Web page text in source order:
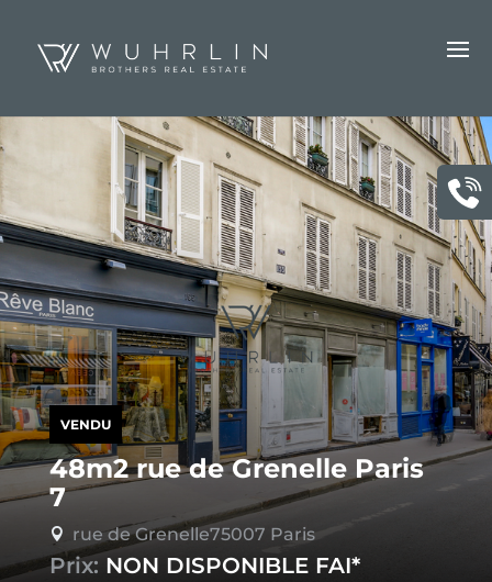
VENDU
48m2 rue de Grenelle Paris
7
 rue de Grenelle75007 Paris
Prix: NON DISPONIBLE